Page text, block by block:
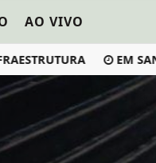
AO VIVO
EM SANTA